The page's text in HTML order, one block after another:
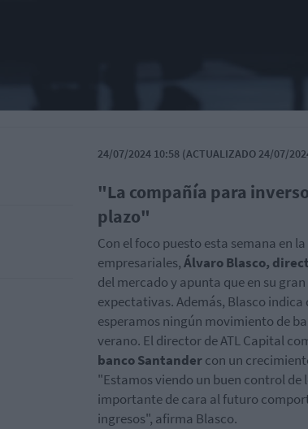
24/07/2024 10:58 (ACTUALIZADO 24/07/
"La compañía para
plazo"
Con el foco puesto esta semana en
empresariales,Álvaro Blasco,
del mercado y apunta que en su
expectativas. Además, Blasco
esperamos ningún movimiento de
verano. El director de ATL Capital
banco Santandercon un
"Estamos viendo un buen control de
importante de cara al futuro
ingresos", afirma Blasco.